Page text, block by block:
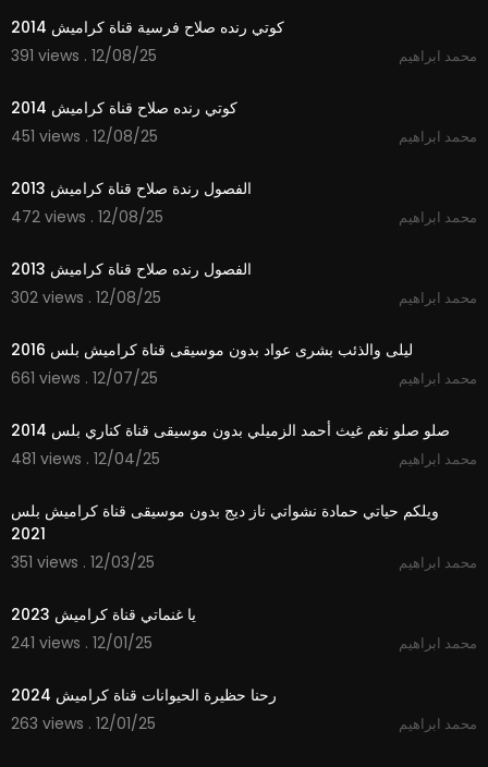
كوتي رنده صلاح فرسية قناة كراميش 2014
391 views . 12/08/25
محمد ابراهيم
كوتي رنده صلاح قناة كراميش 2014
451 views . 12/08/25
محمد ابراهيم
الفصول رندة صلاح قناة كراميش 2013
472 views . 12/08/25
محمد ابراهيم
الفصول رنده صلاح قناة كراميش 2013
302 views . 12/08/25
محمد ابراهيم
ليلى والذئب بشرى عواد بدون موسيقى قناة كراميش بلس 2016
661 views . 12/07/25
محمد ابراهيم
صلو صلو نغم غيث أحمد الزميلي بدون موسيقى قناة كناري بلس 2014
481 views . 12/04/25
محمد ابراهيم
ويلكم حياتي حمادة نشواتي ناز ديج بدون موسيقى قناة كراميش بلس
2021
351 views . 12/03/25
محمد ابراهيم
يا غنماتي قناة كراميش 2023
241 views . 12/01/25
محمد ابراهيم
رحنا حظيرة الحيوانات قناة كراميش 2024
263 views . 12/01/25
محمد ابراهيم